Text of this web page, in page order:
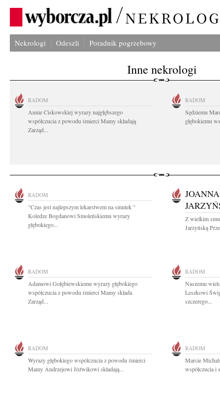
Nekrologi Odeszli Poradnik pogrzebowy
Inne nekrologi
RADOM
Annie Ciskowskiej wyrazy najgłębszego
współczucia z powodu śmierci Mamy składają
Zarząd...
RADOM
Sędziemu
głębokiemu
RADOM
"Czas jest najlepszym lekarstwem na smutek "
Koledze Bogdanowi Smoleńskiemu wyrazy
głębokiego...
Z wielkim
Jarzyńską
RADOM
Adamowi Gołębiewskiemu wyrazy głębokiego
współczucia z powodu śmierci Mamy składa
Zarząd...
RADOM
Naszemu
Leszkowi
szczerego...
RADOM
Wyrazy głębokiego współczucia z powodu śmierci
Mamy Andrzejowi Jóźwikowi składają...
RADOM
Marcie
współczucia i